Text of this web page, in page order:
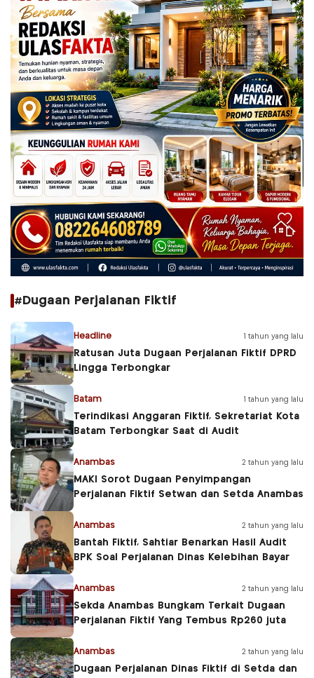
#Dugaan Perjalanan Fiktif
Headline 1 tahun yang lalu
Ratusan Juta Dugaan Perjalanan Fiktif DPRD
Lingga Terbongkar
Batam 1 tahun yang lalu
Terindikasi Anggaran Fiktif, Sekretariat Kota
Batam Terbongkar Saat di Audit
Anambas 2 tahun yang lalu
MAKI Sorot Dugaan Penyimpangan
Perjalanan Fiktif Setwan dan Setda Anambas
Anambas 2 tahun yang lalu
Bantah Fiktif, Sahtiar Benarkan Hasil Audit
BPK Soal Perjalanan Dinas Kelebihan Bayar
Anambas 2 tahun yang lalu
Sekda Anambas Bungkam Terkait Dugaan
Perjalanan Fiktif Yang Tembus Rp260 juta
Anambas 2 tahun yang lalu
Dugaan Perjalanan Dinas Fiktif di Setda dan